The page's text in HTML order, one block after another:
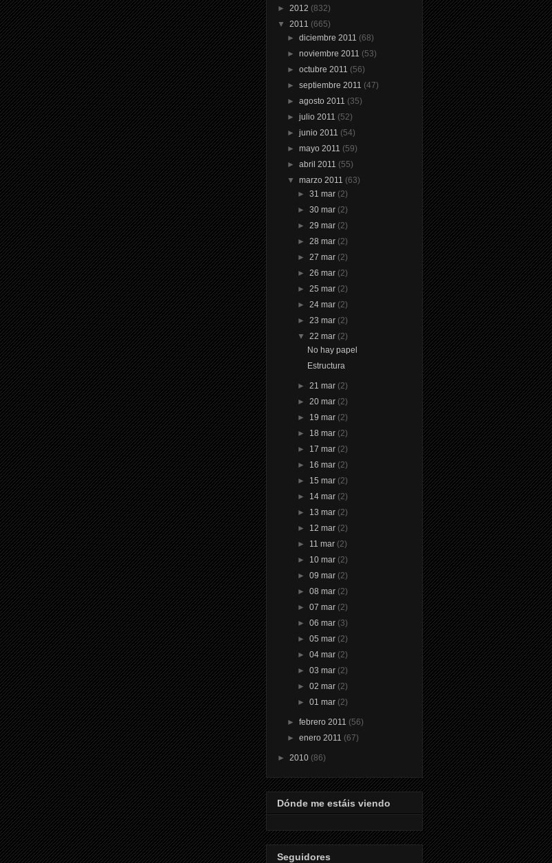
► 2012 (832)
▼ 2011 (665)
►diciembre 2011 (68)
►noviembre 2011 (53)
►octubre 2011 (56)
►septiembre 2011 (47)
►agosto 2011 (35)
►julio 2011 (52)
►junio 2011 (54)
►mayo 2011 (59)
►abril 2011 (55)
▼marzo 2011 (63)
► 31 mar (2)
► 30 mar (2)
► 29 mar (2)
► 28 mar (2)
► 27 mar (2)
► 26 mar (2)
► 25 mar (2)
► 24 mar (2)
► 23 mar (2)
▼ 22 mar (2)
No hay papel
Estructura
► 21 mar (2)
► 20 mar (2)
► 19 mar (2)
► 18 mar (2)
► 17 mar (2)
► 16 mar (2)
► 15 mar (2)
► 14 mar (2)
► 13 mar (2)
► 12 mar (2)
► 11 mar (2)
► 10 mar (2)
► 09 mar (2)
► 08 mar (2)
► 07 mar (2)
► 06 mar (3)
► 05 mar (2)
► 04 mar (2)
► 03 mar (2)
► 02 mar (2)
► 01 mar (2)
►febrero 2011 (56)
►enero 2011 (67)
► 2010 (86)
Dónde me estáis viendo
Seguidores